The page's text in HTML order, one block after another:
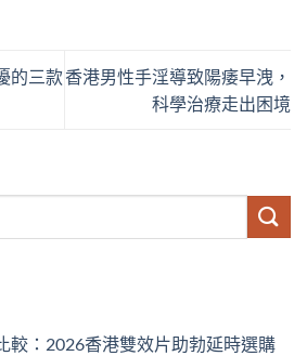
的三款香港男性手淫導致陽痿早洩，
科學治療走出困境
較：2026香港雙效片助勃延時選購